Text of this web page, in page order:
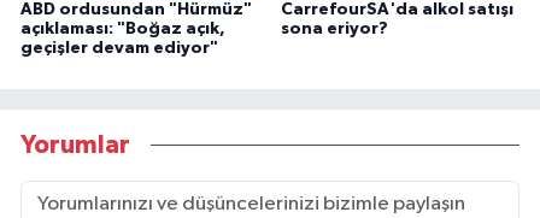
ABD ordusundan "Hürmüz"
açıklaması: "Boğaz açık,
geçişler devam ediyor"
CarrefourSA'da alkol satışı
sona eriyor?
Yorumlar